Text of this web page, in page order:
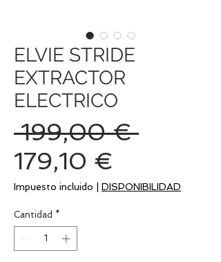
ELVIE STRIDE
EXTRACTOR
ELECTRICO
199,00 € Precio
179,10 €
de
Impuesto incluido DISPONIBILIDAD
Cantidad *